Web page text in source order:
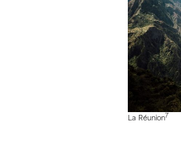
La Réunion7